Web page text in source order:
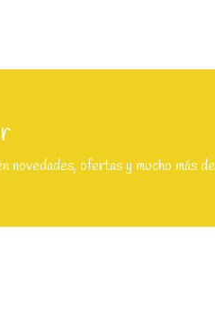
novedades, ofertas y mucho más